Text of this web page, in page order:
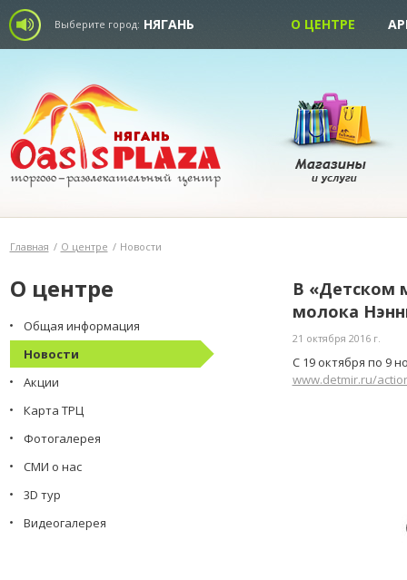
Выберите город: НЯГАНЬ О ЦЕНТРЕ
Главная / О центре / Новости
О центре
Общая информация
Новости
Акции
Карта ТРЦ
Фотогалерея
СМИ о нас
3D тур
Видеогалерея
В «Детском
молока
21 октября 2016 г.
С 19 октября по 9
www.detmir.ru/